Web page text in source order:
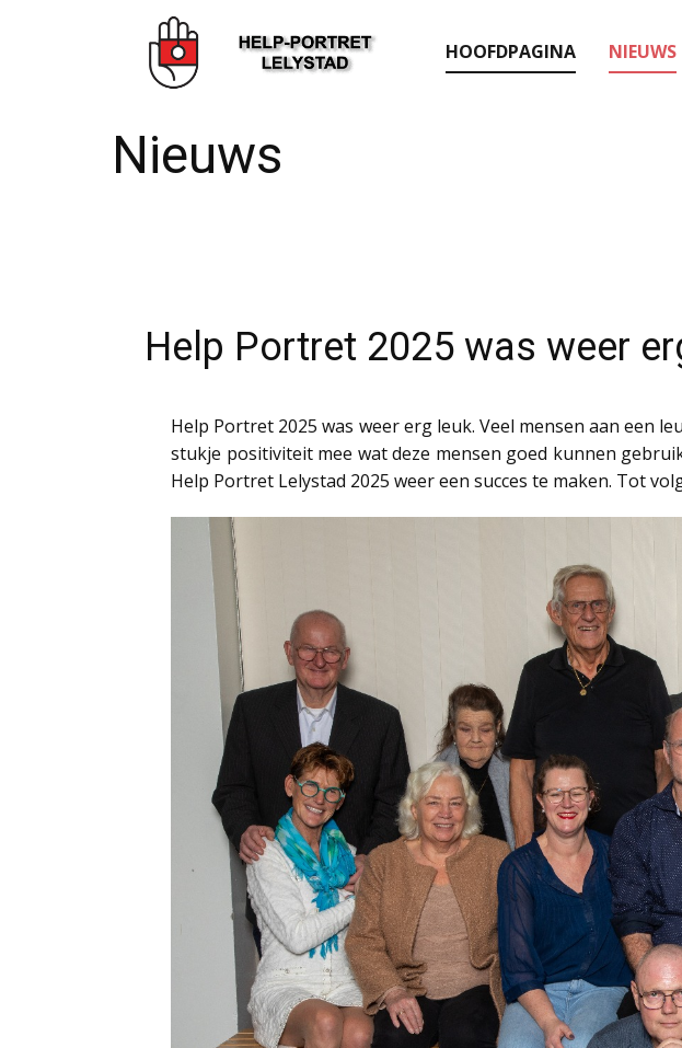
HOOFDPAGINA NIEUWS
Nieuws
Help Portret 2025 was weer
Help Portret 2025 was weer erg leuk. Veel mensen aan een
stukje positiviteit mee wat deze mensen goed kunnen
Help Portret Lelystad 2025 weer een succes te maken. Tot